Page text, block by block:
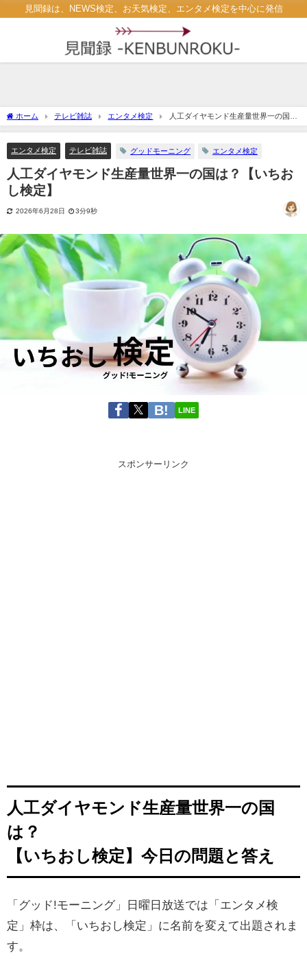
見聞録は、NEWS検定、お天気検定、エンタメ検定を中心に発信
ホーム テレビ雑誌 エンタメ検定
人工ダイヤモンド生産量世界一の国
は？【いちおし検定】
エンタメ検定 テレビ雑誌 グッドモーニング エンタメ検定
人工ダイヤモンド生産量世界一の国は？【いちお
し検定】
2026年6月28日 3分9秒
LINE
スポンサーリンク
人工ダイヤモンド生産量世界一の国
は？
【いちおし検定】今日の問題と答え
「グッド!モーニング」日曜日放送では「エンタメ検
定」枠は、「いちおし検定」に名前を変えて出題されま
す。